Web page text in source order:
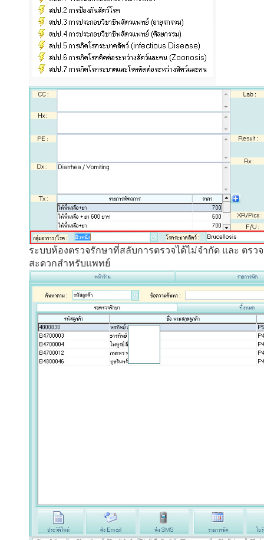
ระบบห้องตรวจรักษาที่สลับการตรวจได้ไม่จำกัด และ ตร
สะดวกสำหรับแพทย์